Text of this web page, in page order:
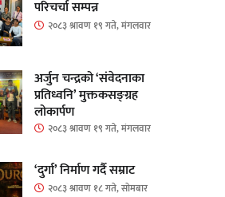
परिचर्चा सम्पन्न
२०८३ श्रावण १९ गते, मंगलवार
अर्जुन चन्द्रको ‘संवेदनाका
प्रतिध्वनि’ मुक्तकसङ्ग्रह
लोकार्पण
२०८३ श्रावण १९ गते, मंगलवार
‘दुर्गा’ निर्माण गर्दै सम्राट
२०८३ श्रावण १८ गते, सोमबार